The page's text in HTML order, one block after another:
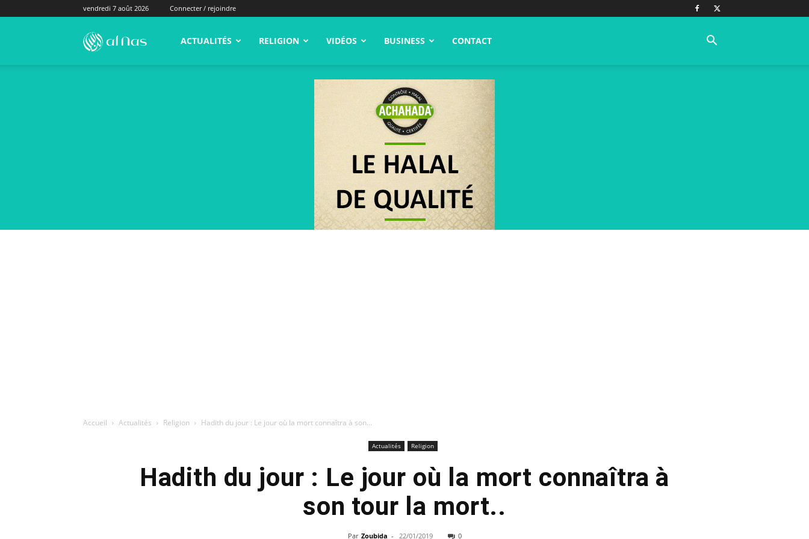
vendredi 7 août 2026 Connecter / rejoindre
alNas.fr ACTUALITÉS RELIGION VIDÉOS BUSINESS CONTACT
Accueil Actualités Religion Hadith du jour : Le jour où la mort connaîtra à son...
Actualités Religion
Hadith du jour : Le jour où la mort connaîtra à
son tour la mort..
Par Zoubida - 22/01/2019 0